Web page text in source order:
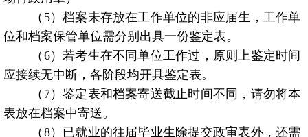
（ 5）档案未存放在工作单位的非应届生，工作单
位和档案保管单位需分别出具一份鉴定表。
（ 6）若考生在不同单位工作过，原则上鉴定时间
应接续无中断，各阶段均开具鉴定表。
（ 7）鉴定表和档案寄送截止时间不同，请勿将本
表放在档案中寄送。
（ 8）已就业的往届毕业生除提交政审表外，还需